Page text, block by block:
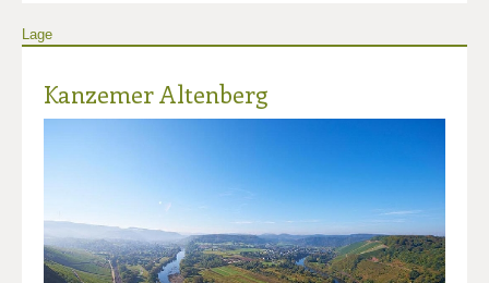
Lage
Kanzemer Altenberg